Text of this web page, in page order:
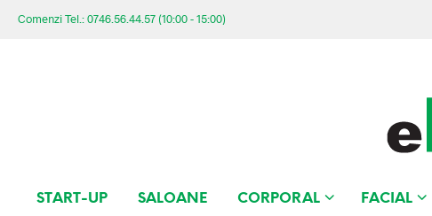
Comenzi Tel.: 0746.56.44.57 (10:00 - 15:00)
START-UP SALOANE CORPORAL FACIAL